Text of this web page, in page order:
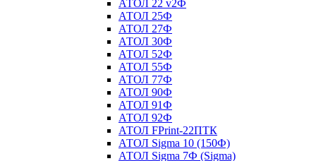
АТОЛ 22 v2Ф
АТОЛ 25Ф
АТОЛ 27Ф
АТОЛ 30Ф
АТОЛ 52Ф
АТОЛ 55Ф
АТОЛ 77Ф
АТОЛ 90Ф
АТОЛ 91Ф
АТОЛ 92Ф
АТОЛ FPrint-22ПТК
АТОЛ Sigma 10 (150Ф)
АТОЛ Sigma 7Ф (Sigma)